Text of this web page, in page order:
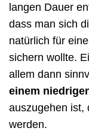
langen Dauer
dass man sich
natürlich für
sichern wollte.
allem dann
einem
auszugehen ist,
werden.